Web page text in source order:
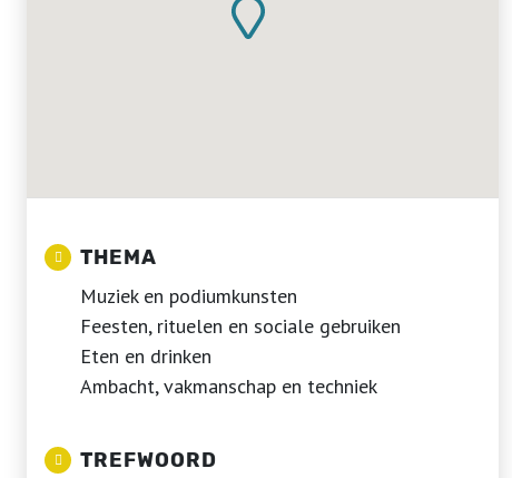
THEMA
Muziek en podiumkunsten
Feesten, rituelen en sociale gebruiken
Eten en drinken
Ambacht, vakmanschap en techniek
TREFWOORD